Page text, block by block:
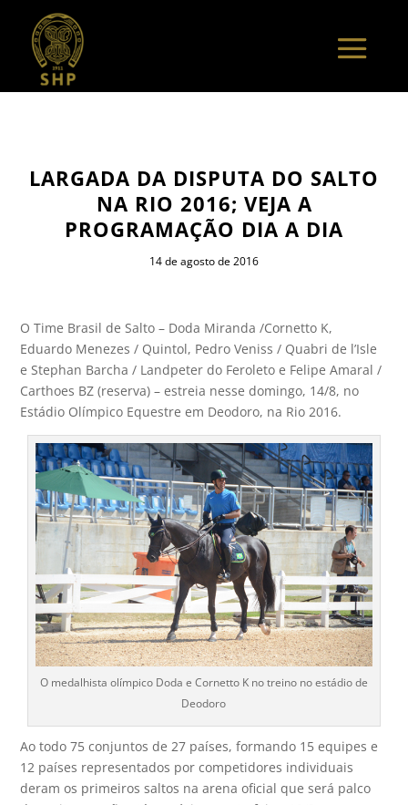
LARGADA DA DISPUTA DO SALTO
NA RIO 2016; VEJA A
PROGRAMAÇÃO DIA A DIA
14 de agosto de 2016
O Time Brasil de Salto – Doda Miranda /Cornetto K,
Eduardo Menezes / Quintol, Pedro Veniss / Quabri de l’Isle
e Stephan Barcha / Landpeter do Feroleto e Felipe Amaral /
Carthoes BZ (reserva) – estreia nesse domingo, 14/8, no
Estádio Olímpico Equestre em Deodoro, na Rio 2016.
O medalhista olímpico Doda e Cornetto K no treino no estádio de
Deodoro
Ao todo 75 conjuntos de 27 países, formando 15 equipes e
12 países representados por competidores individuais
deram os primeiros saltos na arena oficial que será palco